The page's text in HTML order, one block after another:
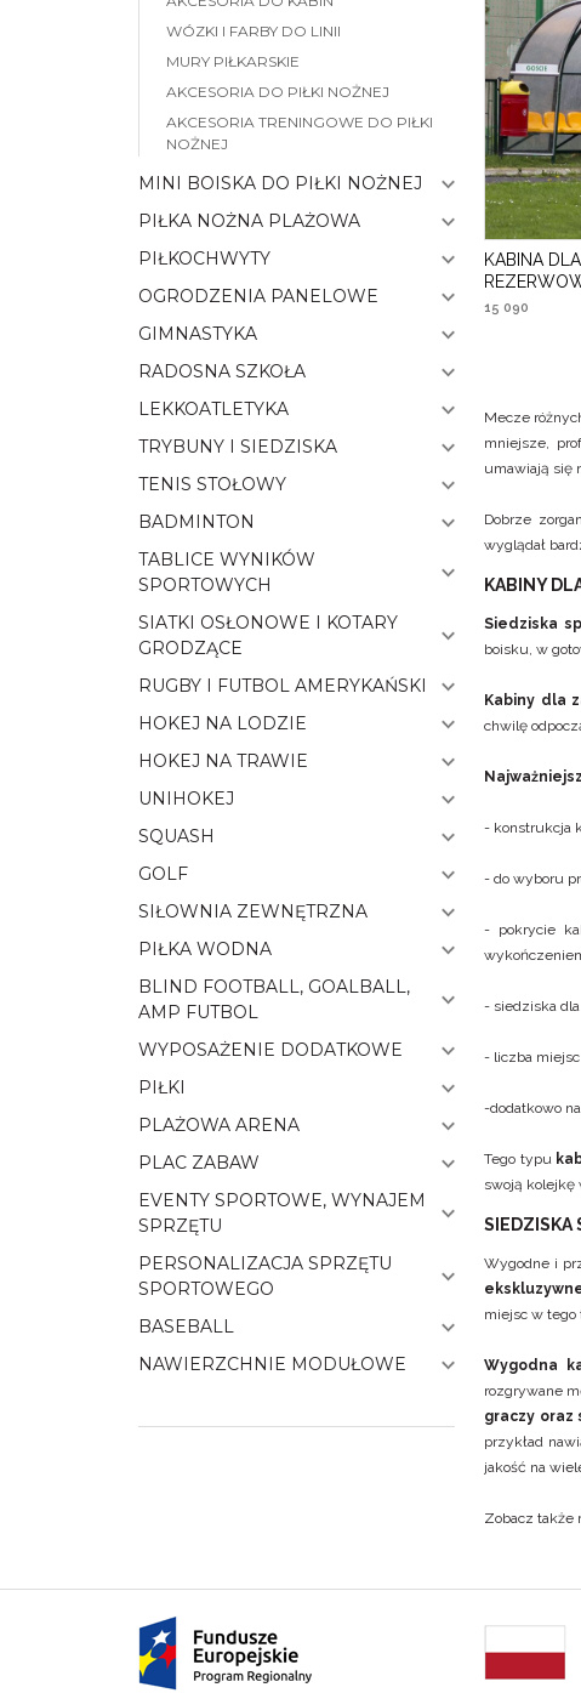
KABINA
15 090
Mecze
mniejsze,
umawiają się
Dobrze
wyglądał
KABINY
Siedziska
boisku, w
Kabiny dla
chwilę
- konstrukcja
- do wyboru
- pokrycie
- siedziska
- liczba
-dodatkowo
Tego typu
swoją kolejkę
SIEDZISKA
Wygodne i
miejsc w tego
Wygodna
rozgrywane
graczy oraz
przykład
jakość na
Zobacz także
WÓZKI I FARBY DO LINII
MURY PIŁKARSKIE
AKCESORIA DO PIŁKI NOŻNEJ
AKCESORIA TRENINGOWE DO PIŁKI
NOŻNEJ
MINI BOISKA DO PIŁKI NOŻNEJ
PIŁKA NOŻNA PLAŻOWA
PIŁKOCHWYTY
OGRODZENIA PANELOWE
GIMNASTYKA
RADOSNA SZKOŁA
LEKKOATLETYKA
TRYBUNY I SIEDZISKA
TENIS STOŁOWY
BADMINTON
TABLICE WYNIKÓW
SPORTOWYCH
SIATKI OSŁONOWE I KOTARY
GRODZĄCE
RUGBY I FUTBOL AMERYKAŃSKI
HOKEJ NA LODZIE
HOKEJ NA TRAWIE
UNIHOKEJ
SQUASH
GOLF
SIŁOWNIA ZEWNĘTRZNA
PIŁKA WODNA
BLIND FOOTBALL, GOALBALL,
AMP FUTBOL
WYPOSAŻENIE DODATKOWE
PIŁKI
PLAŻOWA ARENA
PLAC ZABAW
EVENTY SPORTOWE, WYNAJEM
SPRZĘTU
PERSONALIZACJA SPRZĘTU
SPORTOWEGO
BASEBALL
NAWIERZCHNIE MODUŁOWE